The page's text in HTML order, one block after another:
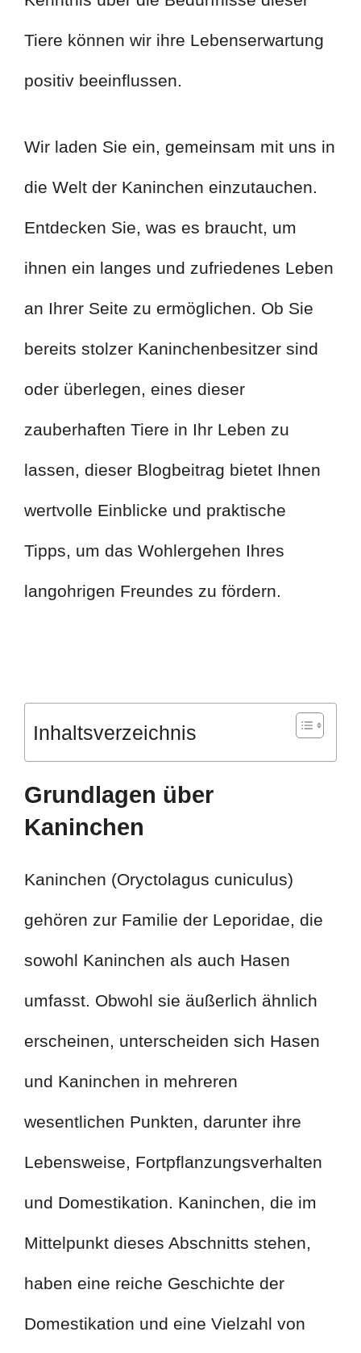
Tiere können wir ihre Lebenserwartung
positiv beeinflussen.
Wir laden Sie ein, gemeinsam mit uns in
die Welt der Kaninchen einzutauchen.
Entdecken Sie, was es braucht, um
ihnen ein langes und zufriedenes Leben
an Ihrer Seite zu ermöglichen. Ob Sie
bereits stolzer Kaninchenbesitzer sind
oder überlegen, eines dieser
zauberhaften Tiere in Ihr Leben zu
lassen, dieser Blogbeitrag bietet Ihnen
wertvolle Einblicke und praktische
Tipps, um das Wohlergehen Ihres
langohrigen Freundes zu fördern.
Inhaltsverzeichnis
Grundlagen über
Kaninchen
Kaninchen (Oryctolagus cuniculus)
gehören zur Familie der Leporidae, die
sowohl Kaninchen als auch Hasen
umfasst. Obwohl sie äußerlich ähnlich
erscheinen, unterscheiden sich Hasen
und Kaninchen in mehreren
wesentlichen Punkten, darunter ihre
Lebensweise, Fortpflanzungsverhalten
und Domestikation. Kaninchen, die im
Mittelpunkt dieses Abschnitts stehen,
haben eine reiche Geschichte der
Domestikation und eine Vielzahl von